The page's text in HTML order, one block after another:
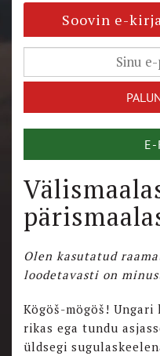
Soovin e-
E-
Olen kasutatud
loodetavasti on
Kögöš-mögöš!
rikas ega tundu
üldsegi